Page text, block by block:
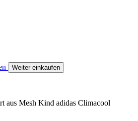
Weiter einkaufen
aus Mesh Kind adidas Climacool